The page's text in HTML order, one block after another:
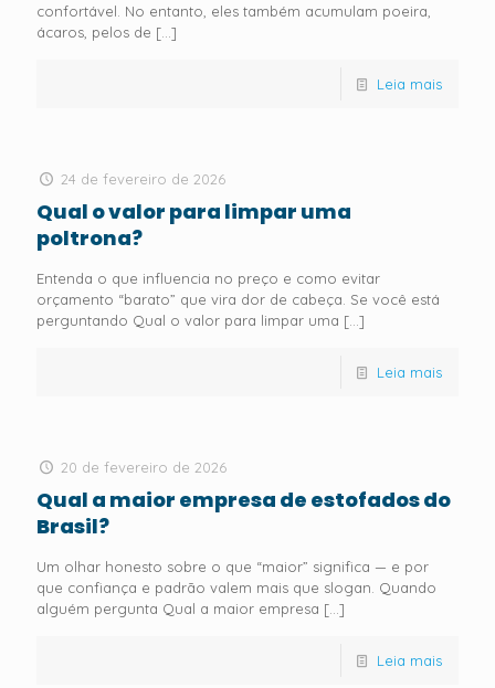
confortável. No entanto, eles também acumulam poeira,
ácaros, pelos de […]
Leia mais
24 de fevereiro de 2026
Qual o valor para limpar uma
poltrona?
Entenda o que influencia no preço e como evitar
orçamento “barato” que vira dor de cabeça. Se você está
perguntando Qual o valor para limpar uma […]
Leia mais
20 de fevereiro de 2026
Qual a maior empresa de estofados do
Brasil?
Um olhar honesto sobre o que “maior” significa — e por
que confiança e padrão valem mais que slogan. Quando
alguém pergunta Qual a maior empresa […]
Leia mais